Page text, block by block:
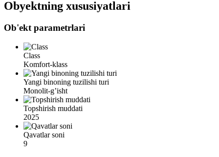
Obyektning xususiyatlari
Ob'ekt parametrlari
Class
Komfort-klass
Yangi binoning tuzilishi turi
Monolit-g’isht
Topshirish muddati
2025
Qavatlar soni
9